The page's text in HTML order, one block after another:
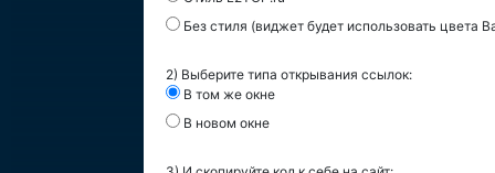
Без стиля (виджет будет использовать цвета
2) Выберите типа открывания ссылок:
В том же окне
В новом окне